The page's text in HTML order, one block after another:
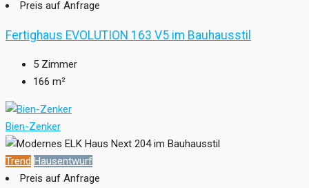
Preis auf Anfrage
Fertighaus EVOLUTION 163 V5 im Bauhausstil
5 Zimmer
166 m²
Bien-Zenker
Trend Hausentwurf
Preis auf Anfrage